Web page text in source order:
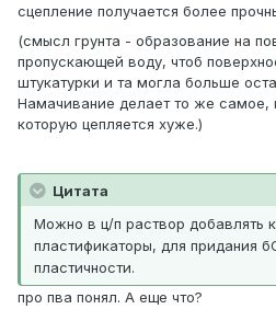
сцепление получается более
(смысл грунта - образование на
пропускающей воду, чтоб
штукатурки и та могла больше
Намачивание делает то же самое,
которую цепляется хуже.)
Цитата
Можно в ц/п раствор добавлять
пластификаторы, для придания
пластичности.
про пва понял. А еще что?